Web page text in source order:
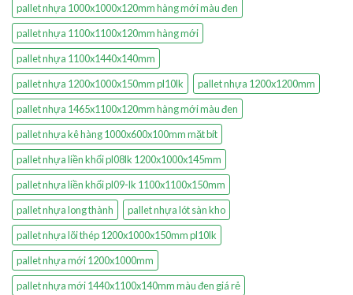
pallet nhựa 1000x1000x120mm hàng mới màu đen
pallet nhựa 1100x1100x120mm hàng mới
pallet nhựa 1100x1440x140mm
pallet nhựa 1200x1000x150mm pl10lk
pallet nhựa 1200x1200mm
pallet nhựa 1465x1100x120mm hàng mới màu đen
pallet nhựa kê hàng 1000x600x100mm mặt bít
pallet nhựa liền khối pl08lk 1200x1000x145mm
pallet nhựa liền khối pl09-lk 1100x1100x150mm
pallet nhựa long thành
pallet nhựa lót sàn kho
pallet nhựa lõi thép 1200x1000x150mm pl10lk
pallet nhựa mới 1200x1000mm
pallet nhựa mới 1440x1100x140mm màu đen giá rẻ